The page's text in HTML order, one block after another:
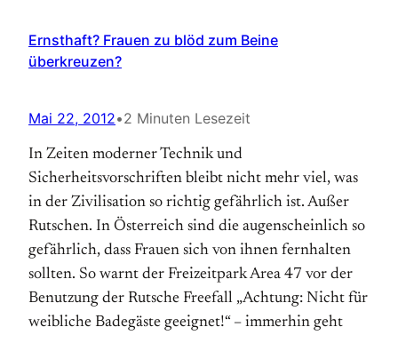
Ernsthaft? Frauen zu blöd zum Beine
überkreuzen?
Mai 22, 2012•2 Minuten Lesezeit
In Zeiten moderner Technik und
Sicherheitsvorschriften bleibt nicht mehr viel, was
in der Zivilisation so richtig gefährlich ist. Außer
Rutschen. In Österreich sind die augenscheinlich so
gefährlich, dass Frauen sich von ihnen fernhalten
sollten. So warnt der Freizeitpark Area 47 vor der
Benutzung der Rutsche Freefall „Achtung: Nicht für
weibliche Badegäste geeignet!“ – immerhin geht